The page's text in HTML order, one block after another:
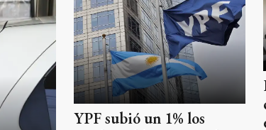
YPF subió un 1% los